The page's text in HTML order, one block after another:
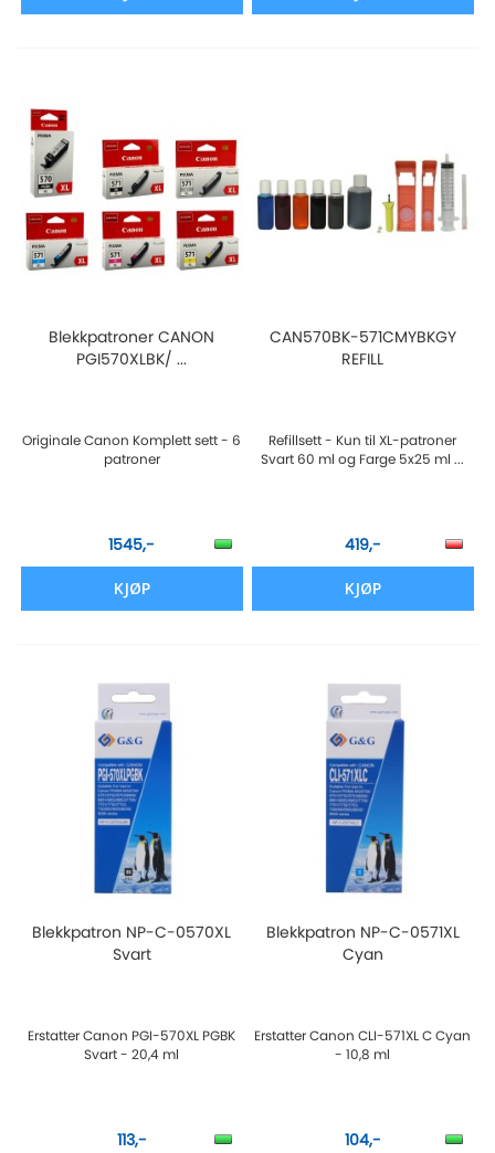
Blekkpatroner CANON
PGI570XLBK/ ...
Originale Canon Komplett sett - 6
patroner
1545,-
KJØP
CAN570BK-571CMYBKGY
REFILL
Refillsett - Kun til XL-patroner
Svart 60 ml og Farge 5x25 ml ...
419,-
KJØP
Blekkpatron NP-C-0570XL
Svart
Erstatter Canon PGI-570XL PGBK
Svart - 20,4 ml
113,-
Blekkpatron NP-C-0571XL
Cyan
Erstatter Canon CLI-571XL C Cyan
- 10,8 ml
104,-